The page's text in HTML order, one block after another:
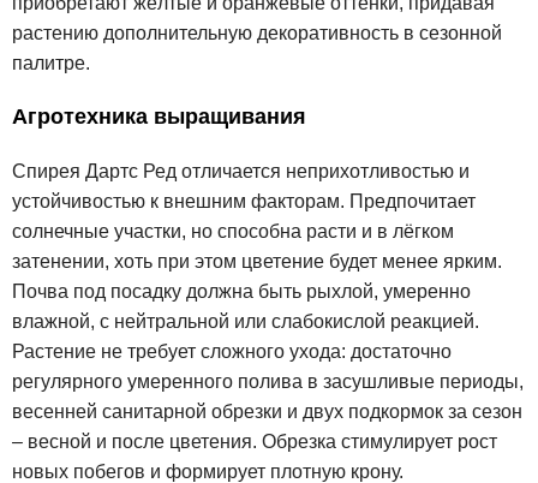
растению дополнительную декоративность в сезонной
палитре.
Агротехника выращивания
Спирея Дартс Ред отличается неприхотливостью и
устойчивостью к внешним факторам. Предпочитает
солнечные участки, но способна расти и в лёгком
затенении, хоть при этом цветение будет менее ярким.
Почва под посадку должна быть рыхлой, умеренно
влажной, с нейтральной или слабокислой реакцией.
Растение не требует сложного ухода: достаточно
регулярного умеренного полива в засушливые периоды,
весенней санитарной обрезки и двух подкормок за сезон
– весной и после цветения. Обрезка стимулирует рост
новых побегов и формирует плотную крону.